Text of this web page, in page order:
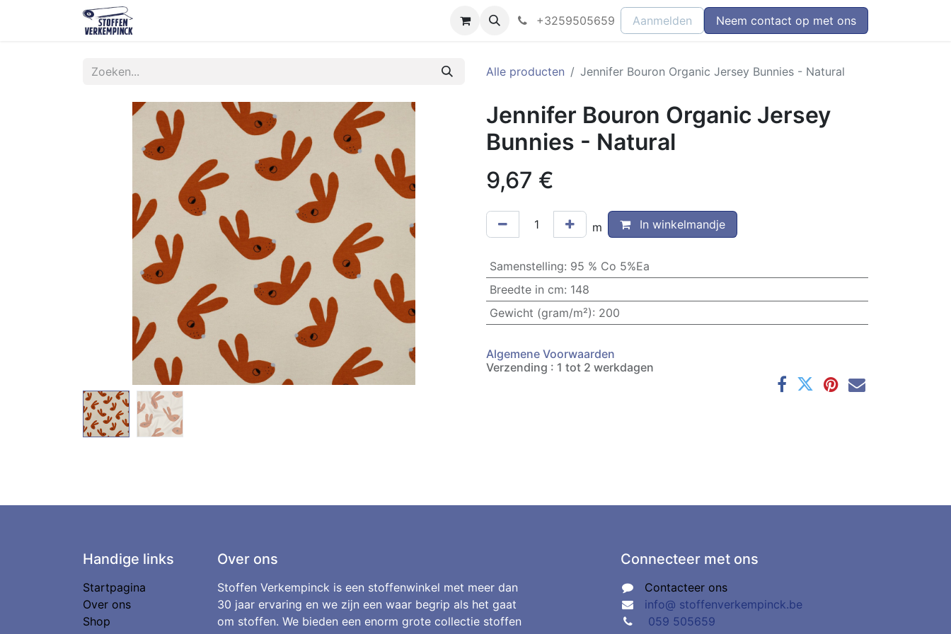
+3259505659 Aanmelden Neem contact op met ons
Alle producten Jennifer Bouron Organic Jersey Bunnies - Natural
Jennifer Bouron Organic Jersey
Bunnies - Natural
9,67 €
m In winkelmandje
Samenstelling: 95 % Co 5%Ea
Breedte in cm: 148
Gewicht (gram/m²): 200
Algemene Voorwaarden
Verzending : 1 tot 2 werkdagen
Handige links
Startpagina
Over ons
Shop
Over ons
Stoffen Verkempinck is een stoffenwinkel met meer dan
30 jaar ervaring en we zijn een waar begrip als het gaat
om stoffen. We bieden een enorm grote collectie stoffen
Connecteer met ons
Contacteer ons
info@ stoffenverkempinck.be
059 505659